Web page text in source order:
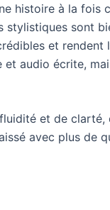
histoire à la fois
stylistiques sont
et rendent
audio écrite,
et de
avec plus de